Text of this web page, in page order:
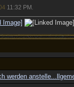
11:32 PM
werden anstelle...